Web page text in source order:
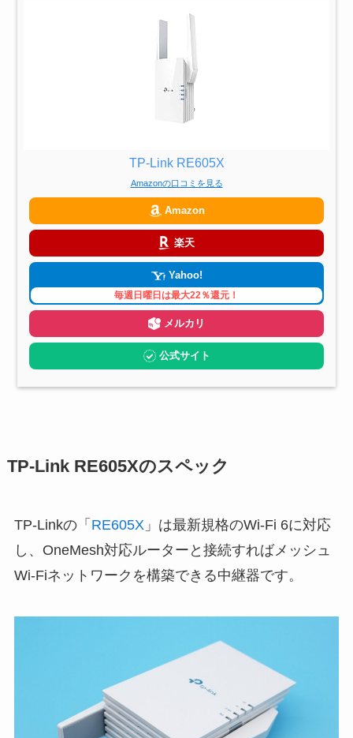
TP-Link RE605X
Amazonの口コミを見る
Amazon
楽天
Yahoo!
毎週日曜日は最大22％還元！
メルカリ
公式サイト
TP-Link RE605Xのスペック
TP-Linkの「 RE605X 」は最新規格のWi-Fi 6に対応
し、OneMesh対応ルーターと接続すればメッシュ
Wi-Fiネットワークを構築できる中継器です。